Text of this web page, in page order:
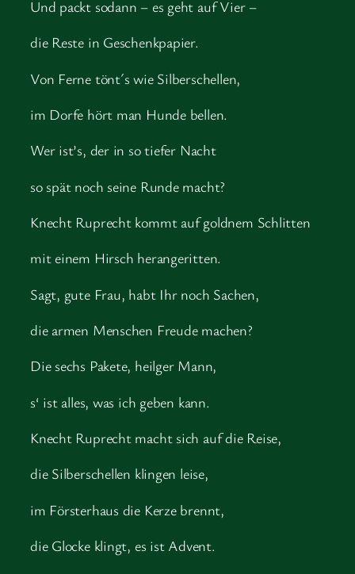
Und packt sodann – es geht auf Vier –
die Reste in Geschenkpapier.
Von Ferne tönt´s wie Silberschellen,
im Dorfe hört man Hunde bellen.
Wer ist’s, der in so tiefer Nacht
so spät noch seine Runde macht?
Knecht Ruprecht kommt auf goldnem Schlitten
mit einem Hirsch herangeritten.
Sagt, gute Frau, habt Ihr noch Sachen,
die armen Menschen Freude machen?
Die sechs Pakete, heilger Mann,
s‘ ist alles, was ich geben kann.
Knecht Ruprecht macht sich auf die Reise,
die Silberschellen klingen leise,
im Försterhaus die Kerze brennt,
die Glocke klingt, es ist Advent.